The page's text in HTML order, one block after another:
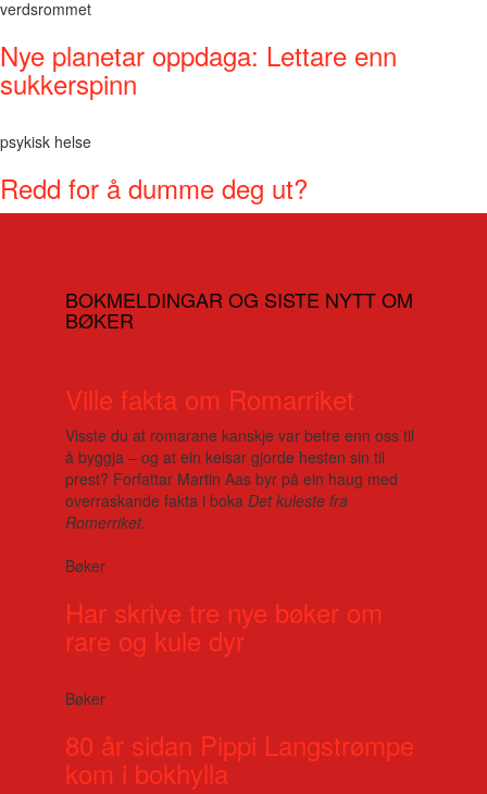
verdsrommet
Nye planetar oppdaga: Lettare enn
sukkerspinn
psykisk helse
Redd for å dumme deg ut?
BOKMELDINGAR OG SISTE NYTT OM
BØKER
Ville fakta om Romarriket
Visste du at romarane kanskje var betre enn oss til
å byggja – og at ein keisar gjorde hesten sin til
prest? Forfattar Martin Aas byr på ein haug med
overraskande fakta i boka Det kuleste fra
Romerriket.
Bøker
Har skrive tre nye bøker om
rare og kule dyr
Bøker
80 år sidan Pippi Langstrømpe
kom i bokhylla